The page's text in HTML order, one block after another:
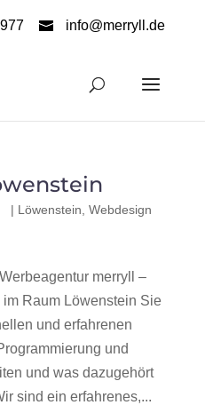
info@merryll.de
| Löwenstein Webdesign
merryll –
Raum Löwenstein Sie
und erfahrenen
und
und was dazugehört
sind ein erfahrenes,...